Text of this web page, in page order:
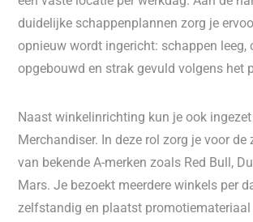
duidelijke schappenplannen zorg je
opnieuw wordt ingericht: schappen leeg,
opgebouwd en strak gevuld volgens het
Naast winkelinrichting kun je ook
Merchandiser. In deze rol zorg je voor de
van bekende A-merken zoals Red Bull,
Mars. Je bezoekt meerdere winkels per
zelfstandig en plaatst